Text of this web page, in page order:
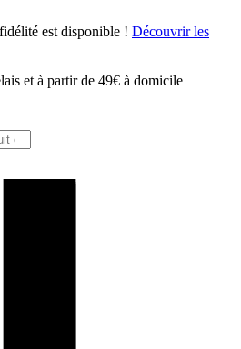
est disponible ! Découvrir les
et à partir de 49€ à domicile